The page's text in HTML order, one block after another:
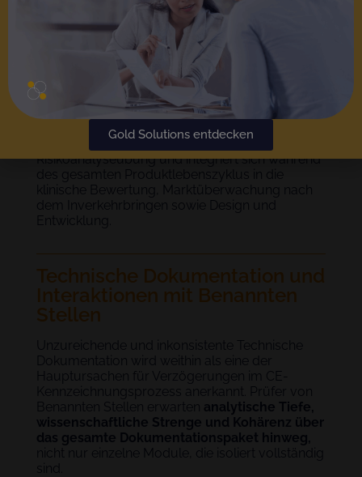
Geschäftsprozesse und schafft das operative
Rückgrat, das Skalierbarkeit unterstützt, das
Fehlerrisiko reduziert und Vertrauen bei
Investoren, Kunden und Benannten Stellen
gleichermaßen aufbaut.
Dasselbe gilt für das Risikomanagement nach
ISO 14971. Ein effektives
Risikomanagementsystem funktioniert als
kontinuierliche Disziplin und nicht als einmalige
Risikoanalyseübung und integriert sich während
des gesamten Produktlebenszyklus in die
klinische Bewertung, Marktüberwachung nach
dem Inverkehrbringen sowie Design und
Entwicklung.
Technische Dokumentation und
Interaktionen mit Benannten
Stellen
Unzureichende und inkonsistente Technische
Dokumentation wird weithin als eine der
Hauptursachen für Verzögerungen im CE-
Kennzeichnungsprozess anerkannt. Prüfer von
Benannten Stellen erwarten analytische Tiefe,
wissenschaftliche Strenge und Kohärenz über
das gesamte Dokumentationspaket hinweg,
nicht nur einzelne Module, die isoliert vollständig
sind.
Gold Solutions entdecken